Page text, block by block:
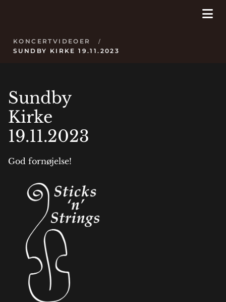
KONCERTVIDEOER /
SUNDBY KIRKE 19.11.2023
Sundby
Kirke
19.11.2023
God fornøjelse!